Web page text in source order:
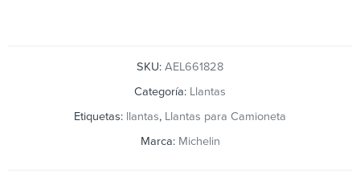
SKU: AEL661828
Categoría: Llantas
Etiquetas: llantas, Llantas para Camioneta
Marca: Michelin